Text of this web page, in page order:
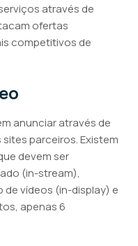
através de
ofertas
competitivos de
anunciar através de
parceiros. Existem
devem ser
(in-stream),
de vídeos (in-display) e
apenas 6